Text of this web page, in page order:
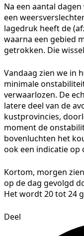
Na een aantal
een
lagedruk heeft de
waarna een gebied
getrokken. Die
Vandaag zien we in
minimale
verwaarlozen. De
latere deel van de
kustprovincies,
moment de
bovenluchten het
ook een indicatie op
Kortom, morgen
op de dag gevolgd
Het wordt 20 tot 24
Deel